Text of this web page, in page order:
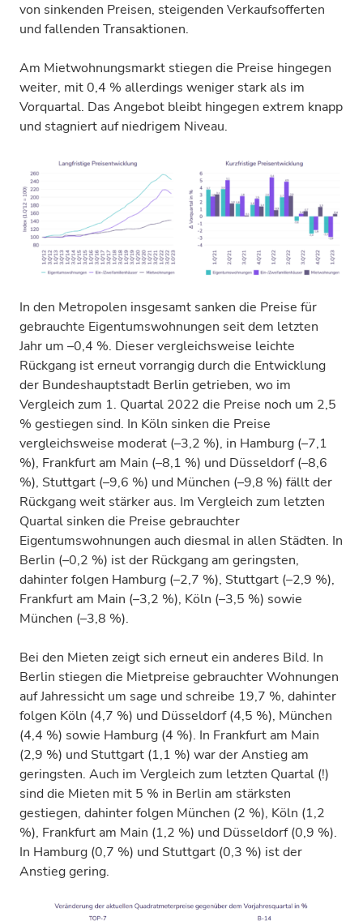
von sinkenden Preisen, steigenden Verkaufsofferten
und fallenden Transaktionen.
Am Mietwohnungsmarkt stiegen die Preise hingegen
weiter, mit 0,4 % allerdings weniger stark als im
Vorquartal. Das Angebot bleibt hingegen extrem knapp
und stagniert auf niedrigem Niveau.
In den Metropolen insgesamt sanken die Preise für
gebrauchte Eigentumswohnungen seit dem letzten
Jahr um –0,4 %. Dieser vergleichsweise leichte
Rückgang ist erneut vorrangig durch die Entwicklung
der Bundeshauptstadt Berlin getrieben, wo im
Vergleich zum 1. Quartal 2022 die Preise noch um 2,5
% gestiegen sind. In Köln sinken die Preise
vergleichsweise moderat (–3,2 %), in Hamburg (–7,1
%), Frankfurt am Main (–8,1 %) und Düsseldorf (–8,6
%), Stuttgart (–9,6 %) und München (–9,8 %) fällt der
Rückgang weit stärker aus. Im Vergleich zum letzten
Quartal sinken die Preise gebrauchter
Eigentumswohnungen auch diesmal in allen Städten. In
Berlin (–0,2 %) ist der Rückgang am geringsten,
dahinter folgen Hamburg (–2,7 %), Stuttgart (–2,9 %),
Frankfurt am Main (–3,2 %), Köln (–3,5 %) sowie
München (–3,8 %).
Bei den Mieten zeigt sich erneut ein anderes Bild. In
Berlin stiegen die Mietpreise gebrauchter Wohnungen
auf Jahressicht um sage und schreibe 19,7 %, dahinter
folgen Köln (4,7 %) und Düsseldorf (4,5 %), München
(4,4 %) sowie Hamburg (4 %). In Frankfurt am Main
(2,9 %) und Stuttgart (1,1 %) war der Anstieg am
geringsten. Auch im Vergleich zum letzten Quartal (!)
sind die Mieten mit 5 % in Berlin am stärksten
gestiegen, dahinter folgen München (2 %), Köln (1,2
%), Frankfurt am Main (1,2 %) und Düsseldorf (0,9 %).
In Hamburg (0,7 %) und Stuttgart (0,3 %) ist der
Anstieg gering.